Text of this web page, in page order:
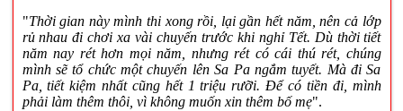
"Thời gian này mình thi xong rồi, lại gần hết năm, nên cả lớp
rủ nhau đi chơi xa vài chuyến trước khi nghỉ Tết. Dù thời tiết
năm nay rét hơn mọi năm, nhưng rét có cái thú rét, chúng
mình sẽ tổ chức một chuyến lên Sa Pa ngắm tuyết. Mà đi Sa
Pa, tiết kiệm nhất cũng hết 1 triệu rưỡi. Để có tiền đi, mình
phải làm thêm thôi, vì không muốn xin thêm bố mẹ".